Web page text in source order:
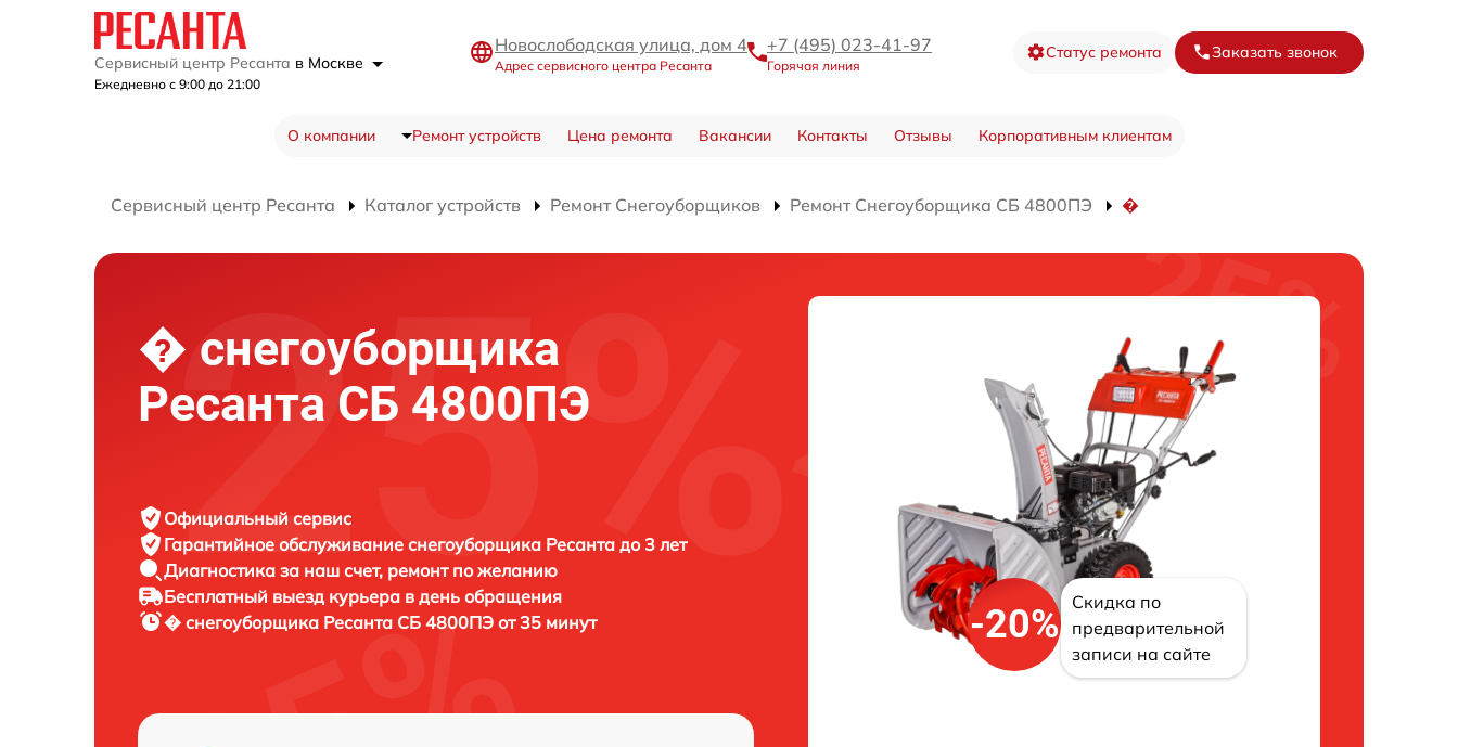
Сервисный центр Ресанта в Москве
Ежедневно с 9:00 до 21:00
Новослободская улица, дом 4
Адрес сервисного центра Ресанта
+7 (495) 023-41-97
Горячая линия
Статус ремонта Заказать звонок
О компании Ремонт устройств Цена ремонта Вакансии Контакты Отзывы Корпоративным клиентам
Сервисный центр Ресанта Каталог устройств Ремонт Снегоуборщиков Ремонт Снегоуборщика СБ 4800ПЭ �
� снегоуборщика
Ресанта СБ 4800ПЭ
Официальный сервис
Гарантийное обслуживание снегоуборщика Ресанта до 3 лет
Диагностика за наш счет, ремонт по желанию
Бесплатный выезд курьера в день обращения
� снегоуборщика Ресанта СБ 4800ПЭ от 35 минут -20%
Скидка по
предварительной
записи на сайте